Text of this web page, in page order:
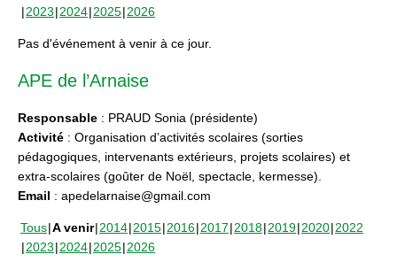
2023 2024 2025 2026
Pas d'événement à venir à ce jour.
APE de l’Arnaise
Responsable : PRAUD Sonia (présidente)
Activité : Organisation d’activités scolaires (sorties
pédagogiques, intervenants extérieurs, projets scolaires) et
extra-scolaires (goûter de Noël, spectacle, kermesse).
Email : apedelarnaise@gmail.com
Tous A venir 2014 2015 2016 2017 2018 2019 2020 2022
2023 2024 2025 2026